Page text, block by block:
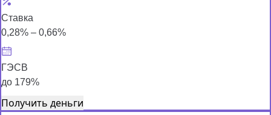
Ставка
0,28% – 0,66%
ГЭСВ
до 179%
Получить деньги